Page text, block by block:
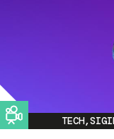
Image